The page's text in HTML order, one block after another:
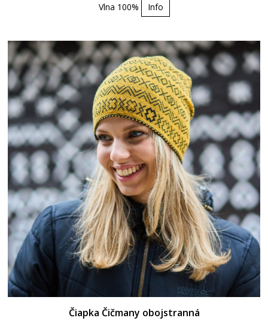
Vlna 100% Info
Čiapka Čičmany obojstranná